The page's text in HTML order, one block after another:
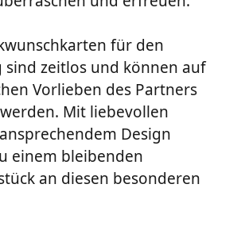
für den
sind zeitlos und können auf
Vorlieben des Partners
Mit liebevollen
Design
einem bleibenden
an diesen besonderen